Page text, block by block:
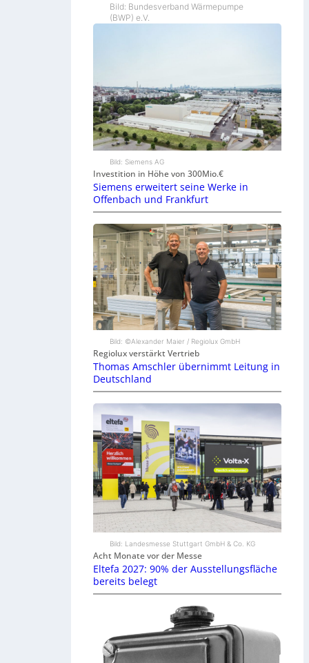
Bild: Bundesverband Wärmepumpe
(BWP) e.V.
Bild: Siemens AG
Investition in Höhe von 300Mio.€
Siemens erweitert seine Werke in
Offenbach und Frankfurt
Bild: ©Alexander Maier / Regiolux GmbH
Regiolux verstärkt Vertrieb
Thomas Amschler übernimmt Leitung in
Deutschland
Bild: Landesmesse Stuttgart GmbH & Co. KG
Acht Monate vor der Messe
Eltefa 2027: 90% der Ausstellungsfläche
bereits belegt